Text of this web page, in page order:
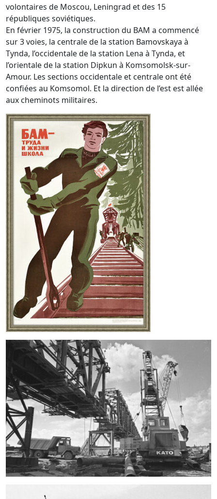
volontaires de Moscou, Leningrad et des 15
républiques soviétiques.
En février 1975, la construction du BAM a commencé
sur 3 voies, la centrale de la station Bamovskaya à
Tynda, l’occidentale de la station Lena à Tynda, et
l’orientale de la station Dipkun à Komsomolsk-sur-
Amour. Les sections occidentale et centrale ont été
confiées au Komsomol. Et la direction de l’est est allée
aux cheminots militaires.